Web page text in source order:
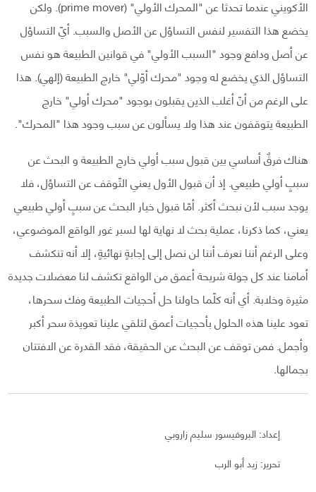
الأكويني عندما تحدثا عن "المحرك الأولي" (prime mover). ولكن
يخضع هذا التفسير لنفس التساؤل عن الأصل والسبب. أيّ التساؤل
عن أصل ودافع وجود "السبب الأولي" في قوانين الطبيعة هو نفس
التساؤل الذي يخضع له وجود "محرك أوّلي" خارج الطبيعة (إلهي). هذا
على الرغم من أنّ أغلب الذين يقبلون بوجود "محرك أولي" خارج
الطبيعة يتوقفون عند هذا ولا يسألون عن سبب وجود هذا "المحرك".
هناك فرقٌ أساسي بين قبول سبب أولي خارج الطبيعة و البحث عن
سببٍ أولي طبيعي. إذ أن قبول الأول يعني التّوقف عن التساؤل، فلا
يوجد سبب لأن نبحث أكثر. أمّا قبول خيار البحث عن سببٍ أولي طبيعي
يعني، كما ذكرنا، عملية بحث لا نهاية لها لسبر غور الواقع الموضوعي،
وعلى الرغم أننا نعرف أننا لن نصل إلى إجابةٍ نهائيةٍ، إلا أنه تنكشف
أمامنا عند كل جولة شريحة أعمق من الواقع تكشف لنا معضلات جديدة
مثيرة وخلابة. أي أنه كلّما حاولنا حل أحجيات الطبيعة وفك سحرها،
تعود علينا هذه الحلول بأحجيات أعمق لتلقي علينا تعويذة سحر أكبر
وأجمل. فمن توقف عن البحث عن الحقيقة، فقد القدرة عن الافتتان
بجمالها.
إعداد: البروفيسور سليم زاروبي
تحرير: زيد أبو الرب